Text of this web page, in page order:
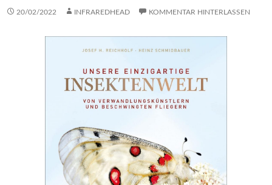
20/02/2022 INFRAREDHEAD KOMMENTAR HINTERLASSEN